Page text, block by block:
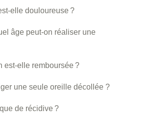
elle douloureuse ?
âge peut-on réaliser une
est-elle remboursée ?
une seule oreille décollée ?
de récidive ?